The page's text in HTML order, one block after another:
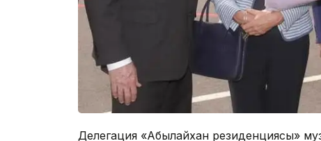
Делегация «Абылайхан резиденциясы»